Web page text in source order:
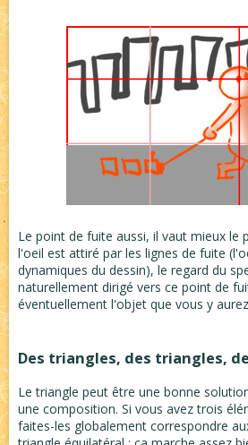
Le point de fuite aussi, il vaut mieux le
l'oeil est attiré par les lignes de fuite
dynamiques du dessin), le regard du
naturellement dirigé vers ce point de
éventuellement l'objet que vous y
Des triangles, des triangles,
Le triangle peut être une bonne
une composition. Si vous avez trois
faites-les globalement correspondre